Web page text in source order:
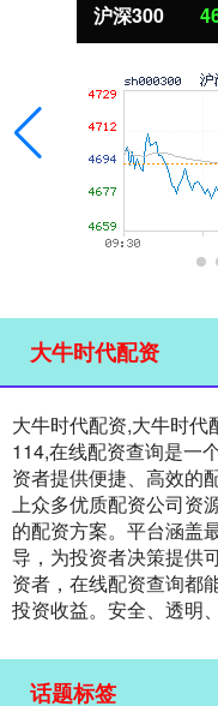
沪深300
大牛时代配资
大牛时代配资,大牛时代
114,在线配资查询是一
资者提供便捷、高效的
上众多优质配资公司资
的配资方案。平台涵盖
导，为投资者决策提供
资者，在线配资查询都
投资收益。安全、透明
话题标签